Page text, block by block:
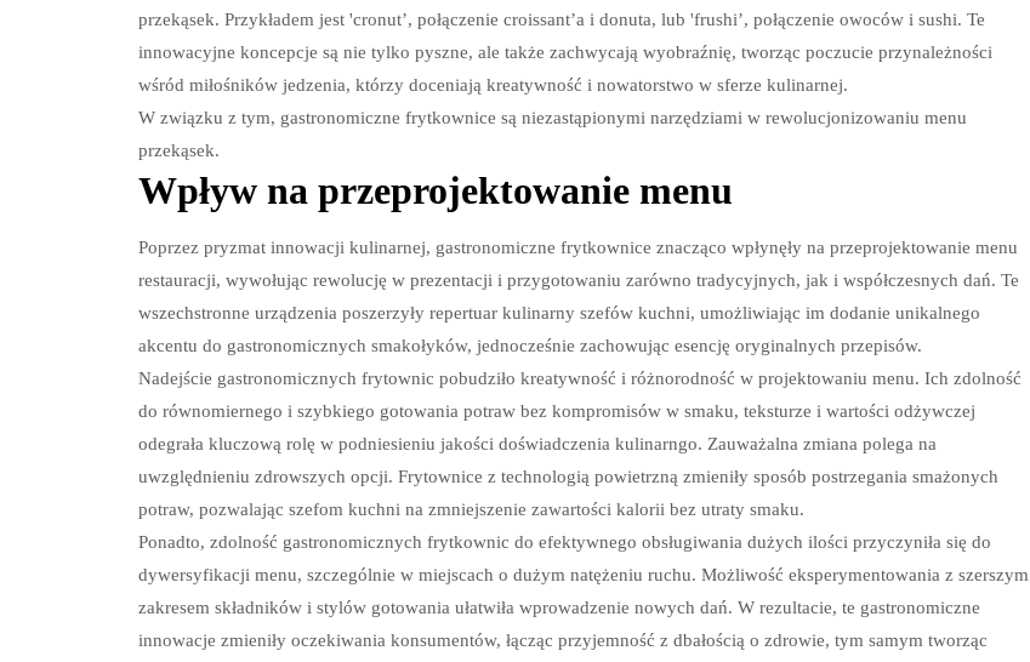
przekąsek. Przykładem jest 'cronut’, połączenie croissant’a i donuta, lub 'frushi’, połączenie owoców i sushi. Te
innowacyjne koncepcje są nie tylko pyszne, ale także zachwycają wyobraźnię, tworząc poczucie przynależności
wśród miłośników jedzenia, którzy doceniają kreatywność i nowatorstwo w sferze kulinarnej.
W związku z tym, gastronomiczne frytkownice są niezastąpionymi narzędziami w rewolucjonizowaniu menu
przekąsek.
Wpływ na przeprojektowanie menu
Poprzez pryzmat innowacji kulinarnej, gastronomiczne frytkownice znacząco wpłynęły na przeprojektowanie menu
restauracji, wywołując rewolucję w prezentacji i przygotowaniu zarówno tradycyjnych, jak i współczesnych dań. Te
wszechstronne urządzenia poszerzyły repertuar kulinarny szefów kuchni, umożliwiając im dodanie unikalnego
akcentu do gastronomicznych smakołyków, jednocześnie zachowując esencję oryginalnych przepisów.
Nadejście gastronomicznych frytownic pobudziło kreatywność i różnorodność w projektowaniu menu. Ich zdolność
do równomiernego i szybkiego gotowania potraw bez kompromisów w smaku, teksturze i wartości odżywczej
odegrała kluczową rolę w podniesieniu jakości doświadczenia kulinarngo. Zauważalna zmiana polega na
uwzględnieniu zdrowszych opcji. Frytownice z technologią powietrzną zmieniły sposób postrzegania smażonych
potraw, pozwalając szefom kuchni na zmniejszenie zawartości kalorii bez utraty smaku.
Ponadto, zdolność gastronomicznych frytkownic do efektywnego obsługiwania dużych ilości przyczyniła się do
dywersyfikacji menu, szczególnie w miejscach o dużym natężeniu ruchu. Możliwość eksperymentowania z szerszym
zakresem składników i stylów gotowania ułatwiła wprowadzenie nowych dań. W rezultacie, te gastronomiczne
innowacje zmieniły oczekiwania konsumentów, łącząc przyjemność z dbałością o zdrowie, tym samym tworząc